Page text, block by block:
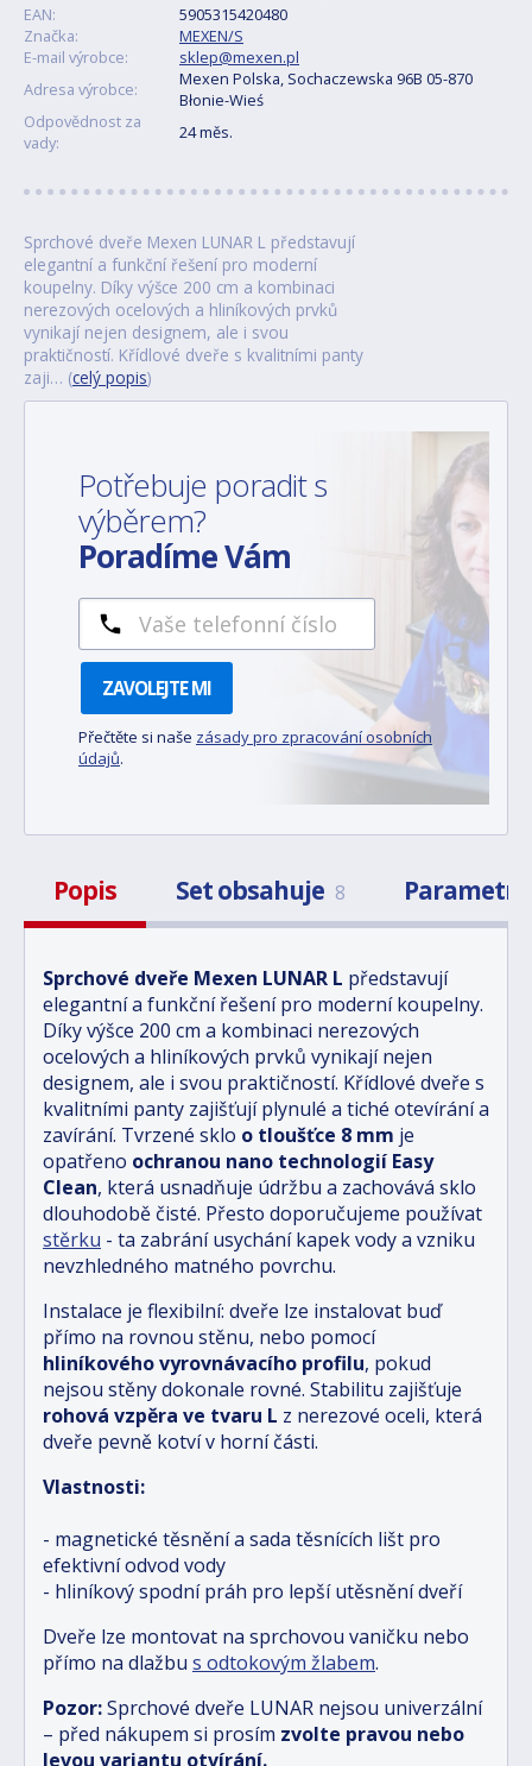
EAN:
5905315420480
Značka:
MEXEN/S
E-mail výrobce:
sklep@mexen.pl
Adresa výrobce:
Mexen Polska, Sochaczewska 96B 05-870
Błonie-Wieś
Odpovědnost za
vady:
24 měs.
Sprchové dveře Mexen LUNAR L představují
elegantní a funkční řešení pro moderní
koupelny. Díky výšce 200 cm a kombinaci
nerezových ocelových a hliníkových prvků
vynikají nejen designem, ale i svou
praktičností. Křídlové dveře s kvalitními panty
zaji… (celý popis)
Potřebuje poradit s
výběrem?
Poradíme Vám
ZAVOLEJTE MI
Přečtěte si naše zásady pro zpracování osobních
údajů.
Popis Set obsahuje 8 Parametry
Sprchové dveře Mexen LUNAR L představují
elegantní a funkční řešení pro moderní koupelny.
Díky výšce 200 cm a kombinaci nerezových
ocelových a hliníkových prvků vynikají nejen
designem, ale i svou praktičností. Křídlové dveře s
kvalitními panty zajišťují plynulé a tiché otevírání a
zavírání. Tvrzené sklo o tloušťce 8 mm je
opatřeno ochranou nano technologií Easy
Clean, která usnadňuje údržbu a zachovává sklo
dlouhodobě čisté. Přesto doporučujeme používat
stěrku - ta zabrání usychání kapek vody a vzniku
nevzhledného matného povrchu.
Instalace je flexibilní: dveře lze instalovat buď
přímo na rovnou stěnu, nebo pomocí
hliníkového vyrovnávacího profilu, pokud
nejsou stěny dokonale rovné. Stabilitu zajišťuje
rohová vzpěra ve tvaru L z nerezové oceli, která
dveře pevně kotví v horní části.
Vlastnosti:
- magnetické těsnění a sada těsnících lišt pro
efektivní odvod vody
- hliníkový spodní práh pro lepší utěsnění dveří
Dveře lze montovat na sprchovou vaničku nebo
přímo na dlažbu s odtokovým žlabem.
Pozor:Sprchové dveře LUNAR nejsou univerzální
– před nákupem si prosím zvolte pravou nebo
levou variantu otvírání.